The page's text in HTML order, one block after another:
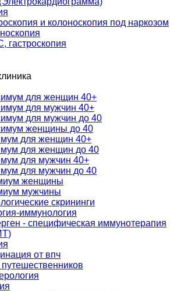
и колоноскопия под наркозом
гастроскопия
для женщин 40+
для мужчин 40+
для мужчин до 40
женщины до 40
для женщин 40+
для женщин до 40
для мужчин 40+
для мужчин до 40
женщины
мужчины
скрининги
иммунология
- специфическая иммунотерапия
от впч
путешественников